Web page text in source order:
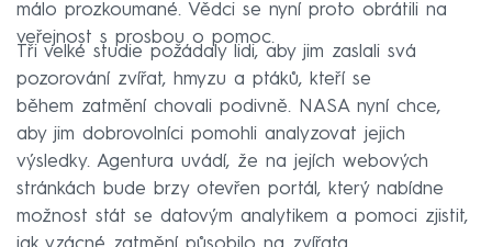
málo prozkoumané. Vědci se nyní proto obrátili na
veřejnost s prosbou o pomoc.
Tři velké studie požádaly lidi, aby jim zaslali svá
pozorování zvířat, hmyzu a ptáků, kteří se
během zatmění chovali podivně. NASA nyní chce,
aby jim dobrovolníci pomohli analyzovat jejich
výsledky. Agentura uvádí, že na jejích webových
stránkách bude brzy otevřen portál, který nabídne
možnost stát se datovým analytikem a pomoci zjistit,